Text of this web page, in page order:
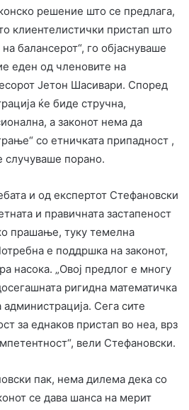
решение што се предлага,
клиентелистички пристап што
балансерот“, го објаснуваше
еден од членовите на
Јетон Шасивари. Според
ќе биде стручна,
а законот нема да
со етничката припадност ,
случуваше порано.
и од експертот Стефановски
и правичната застапеност
прашање, туку темелна
е поддршка на законот,
насока. „Овој предлог е многу
ригидна математичка
администрација. Сега сите
за еднаков пристап во неа, врз
вели Стефановски.
пак, нема дилема дека со
се дава шанса на мерит